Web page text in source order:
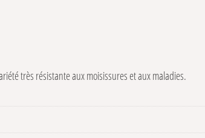
très résistante aux moisissures et aux maladies.